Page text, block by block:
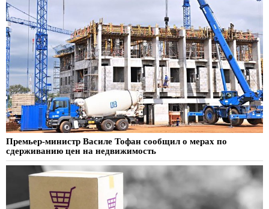
Премьер-министр Василе Тофан сообщил о мерах по
сдерживанию цен на недвижимость